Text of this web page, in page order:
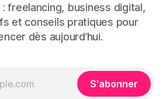
: freelancing, business digital,
et conseils pratiques pour
dès aujourd’hui.
S'abonner